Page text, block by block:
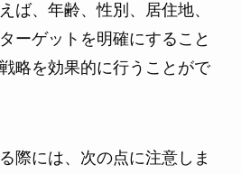
ば、年齢、性別、居住地、
ーゲットを明確にすること
略を効果的に行うことがで
際には、次の点に注意しま